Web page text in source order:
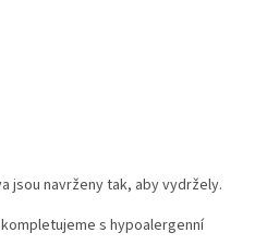
jsou navrženy tak, aby vydržely.
s hypoalergenní